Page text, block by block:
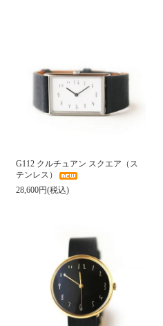
G112 クルチュアン スクエア（ス
テンレス）
28,600円(税込)